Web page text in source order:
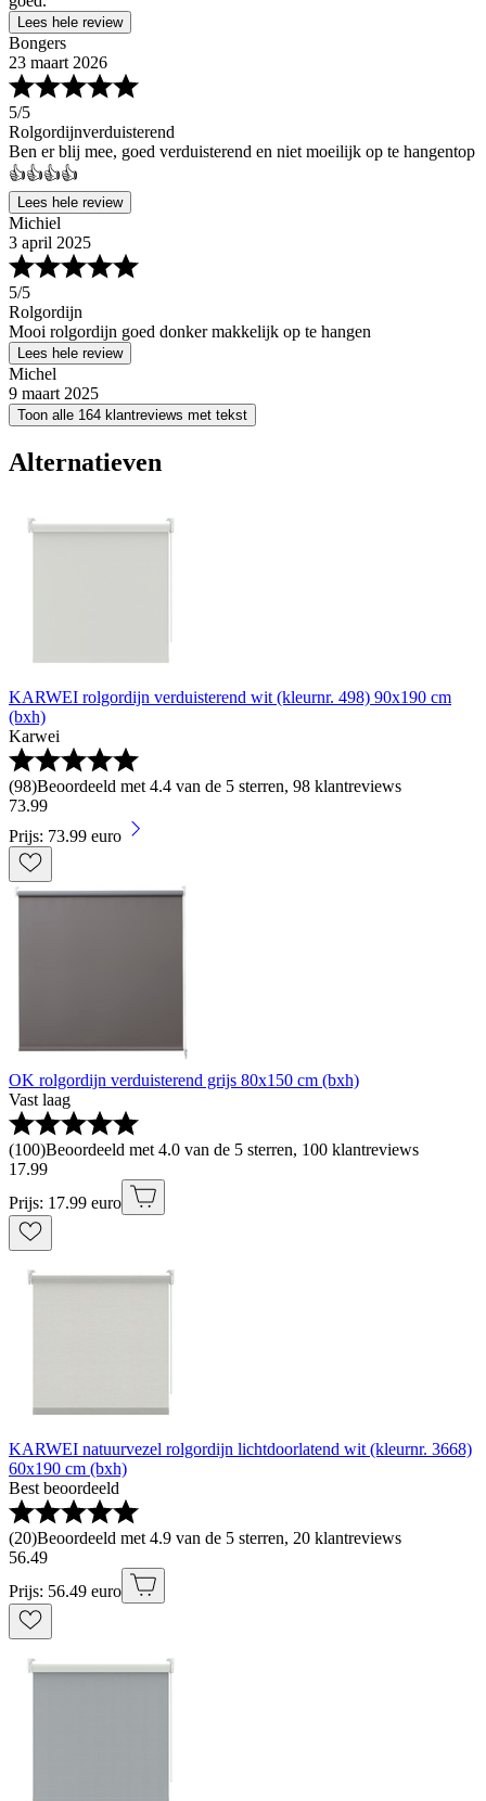
Lees hele review
Bongers
23 maart 2026
5/5
Rolgordijnverduisterend
Ben er blij mee, goed verduisterend en niet moeilijk op te hangentop
👍👍👍👍
Lees hele review
Michiel
3 april 2025
5/5
Rolgordijn
Mooi rolgordijn goed donker makkelijk op te hangen
Lees hele review
Michel
9 maart 2025
Toon alle 164 klantreviews met tekst
Alternatieven
KARWEI rolgordijn verduisterend wit (kleurnr. 498) 90x190 cm
(bxh)
Karwei
(98)Beoordeeld met 4.4 van de 5 sterren, 98 klantreviews
73.99
Prijs: 73.99 euro
OK rolgordijn verduisterend grijs 80x150 cm (bxh)
Vast laag
(100)Beoordeeld met 4.0 van de 5 sterren, 100 klantreviews
17.99
Prijs: 17.99 euro
KARWEI natuurvezel rolgordijn lichtdoorlatend wit (kleurnr. 3668)
60x190 cm (bxh)
Best beoordeeld
(20)Beoordeeld met 4.9 van de 5 sterren, 20 klantreviews
56.49
Prijs: 56.49 euro